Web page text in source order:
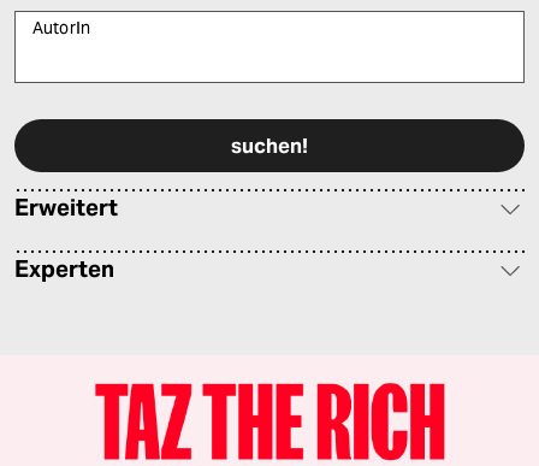
AutorIn
Erweitert
Experten